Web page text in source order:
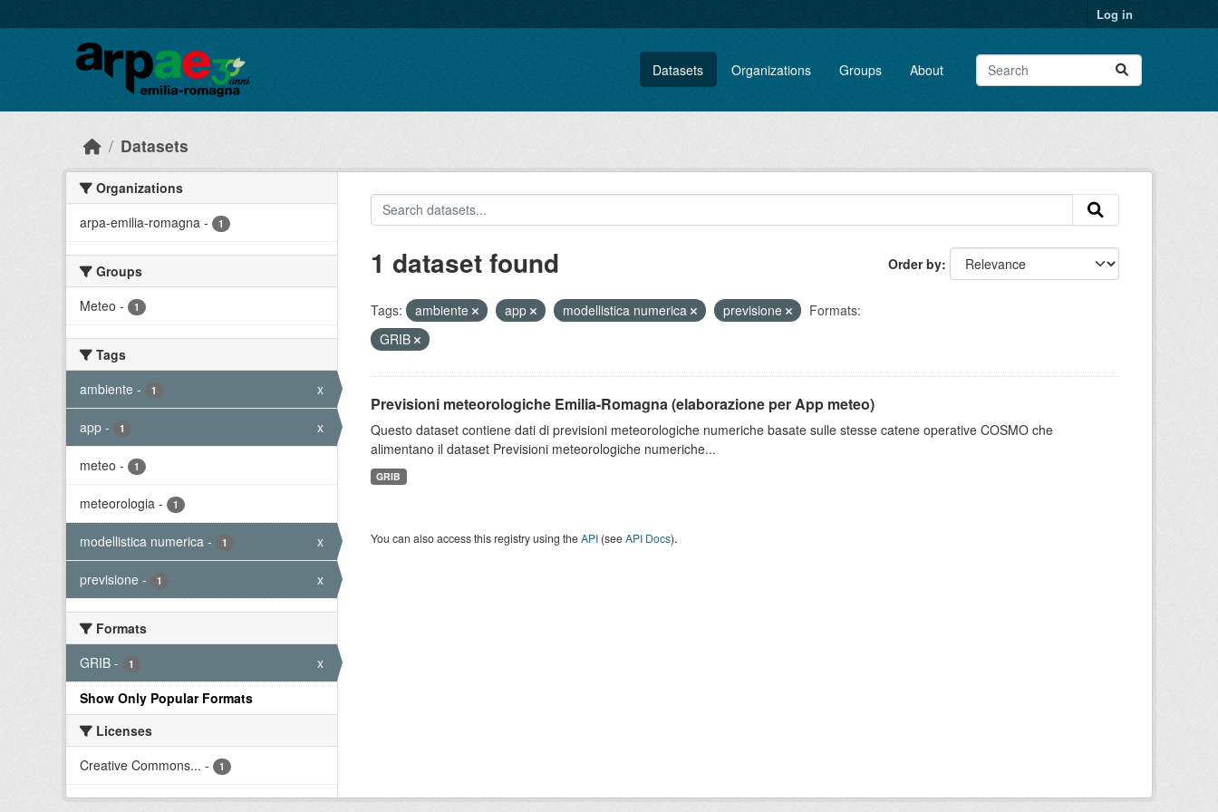
Log in
Datasets Organizations Groups About
Datasets
Organizations
arpa-emilia-romagna - 1
Groups
Meteo - 1
Tags
ambiente - 1 x
app - 1 x
meteo - 1
meteorologia - 1
modellistica numerica - 1 x
previsione - 1 x
Formats
GRIB - 1
x
Show Only Popular Formats
Licenses
Creative Commons... - 1
Order by
1 dataset found
Tags: ambiente app modellistica numerica previsione
Formats:
GRIB
Previsioni meteorologiche Emilia-Romagna (elaborazione per App meteo)
Questo dataset contiene dati di previsioni meteorologiche numeriche basate sulle stesse catene operative COSMO che
alimentano il dataset Previsioni meteorologiche numeriche...
GRIB
You can also access this registry using theAPI(seeAPI Docs).